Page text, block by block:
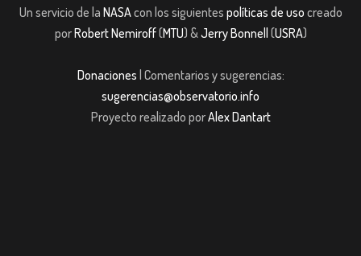
Un servicio de la NASAcon los siguientes políticas de uso creado
porRobert Nemiroff(MTU) &Jerry Bonnell (USRA)
Donaciones | Comentarios y sugerencias:
sugerencias@observatorio.info
Proyecto realizado porAlex Dantart